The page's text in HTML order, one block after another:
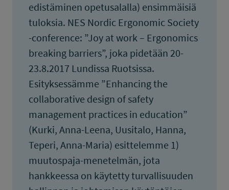
edistäminen opetusalalla) ensimmäisiä
tuloksia. NES Nordic Ergonomic Society
-conference: ”Joy at work – Ergonomics
breaking barriers”, joka pidetään 20-
23.8.2017 Lundissa Ruotsissa.
Esityksessämme ”Enhancing the
collaborative design of safety
management practices in education”
(Kurki, Anna-Leena, Uusitalo, Hanna,
Teperi, Anna-Maria) esittelemme 1)
muutospaja-menetelmän, jota
hankkeessa on käytetty turvallisuuden